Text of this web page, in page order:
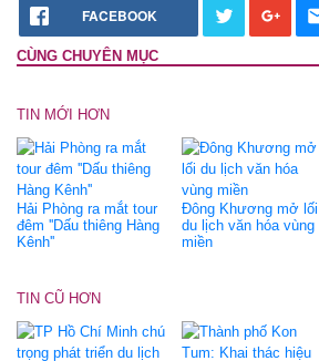
FACEBOOK
CÙNG CHUYÊN MỤC
TIN MỚI HƠN
Hải Phòng ra mắt tour
đêm ''Dấu thiêng Hàng
Kênh''
Đông Khương mở lối
du lịch văn hóa vùng
miền
TIN CŨ HƠN